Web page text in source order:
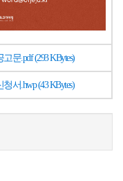
문.pdf (293 KBytes)
서.hwp (43 KBytes)